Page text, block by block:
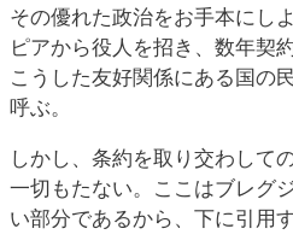
その優れた政治をお手本にし
ピアから役人を招き、数年契
こうした友好関係にある国の
呼ぶ。
しかし、条約を取り交わして
一切もたない。ここはブレグ
い部分であるから、下に引用す